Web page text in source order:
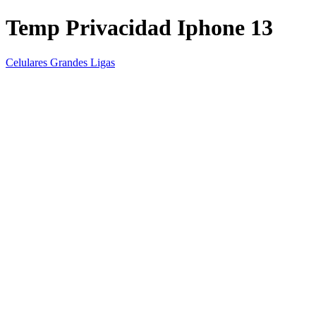
Temp Privacidad Iphone 13
Celulares Grandes Ligas